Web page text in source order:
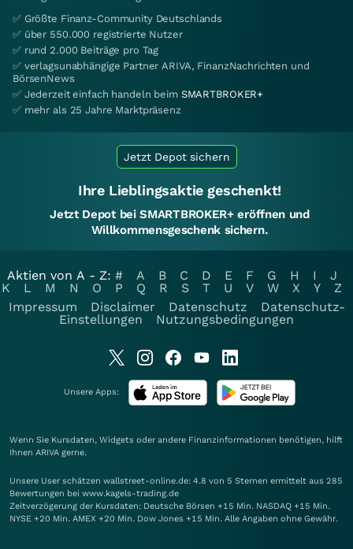
✅ Größte Finanz-Community Deutschlands
✅ über 550.000 registrierte Nutzer
✅ rund 2.000 Beiträge pro Tag
✅ verlagsunabhängige Partner ARIVA, FinanzNachrichten und
BörsenNews
✅ Jederzeit einfach handeln beim SMARTBROKER+
✅ mehr als 25 Jahre Marktpräsenz
Jetzt Depot sichern
Ihre Lieblingsaktie geschenkt!
Jetzt Depot bei SMARTBROKER+ eröffnen und
Willkommensgeschenk sichern.
Aktien von A - Z: # A B C D E F G H I
J
K
L M N O P Q R S T U V W X Y
Z
Impressum
Disclaimer Datenschutz
Datenschutz-
Einstellungen
Nutzungsbedingungen
Unsere Apps:
Wenn Sie Kursdaten, Widgets oder andere Finanzinformationen benötigen, hilft
Ihnen ARIVA gerne.
Unsere User schätzen wallstreet-online.de: 4.8 von 5 Sternen ermittelt aus 285
Bewertungen bei www.kagels-trading.de
Zeitverzögerung der Kursdaten: Deutsche Börsen +15 Min. NASDAQ +15 Min.
NYSE +20 Min. AMEX +20 Min. Dow Jones +15 Min. Alle Angaben ohne Gewähr.